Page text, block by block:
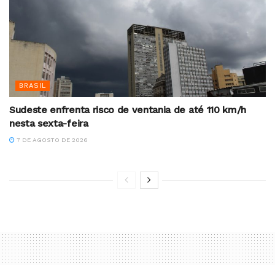
BRASIL
Sudeste enfrenta risco de ventania de até 110 km/h
nesta sexta-feira
7 DE AGOSTO DE 2026